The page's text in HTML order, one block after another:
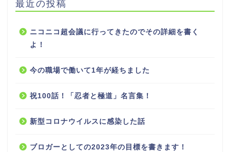
最近の投稿
ニコニコ超会議に行ってきたのでその詳細を書く
よ！
今の職場で働いて1年が経ちました
祝100話！「忍者と極道」名言集！
新型コロナウイルスに感染した話
ブロガーとしての2023年の目標を書きます！